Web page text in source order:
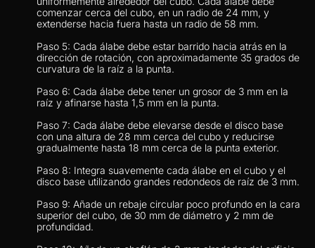
comenzar cerca del cubo, en un radio de 24 mm, y
extenderse hacia fuera hasta un radio de 58 mm.
Paso 5: Cada álabe debe estar barrido hacia atrás en la
dirección de rotación, con aproximadamente 35 grados de
curvatura de la raíz a la punta.
Paso 6: Cada álabe debe tener un grosor de 3 mm en la
raíz y afinarse hasta 1,5 mm en la punta.
Paso 7: Cada álabe debe elevarse desde el disco base
con una altura de 28 mm cerca del cubo y reducirse
gradualmente hasta 18 mm cerca de la punta exterior.
Paso 8: Integra suavemente cada álabe en el cubo y el
disco base utilizando grandes redondeos de raíz de 3 mm.
Paso 9: Añade un rebaje circular poco profundo en la cara
superior del cubo, de 30 mm de diámetro y 2 mm de
profundidad.